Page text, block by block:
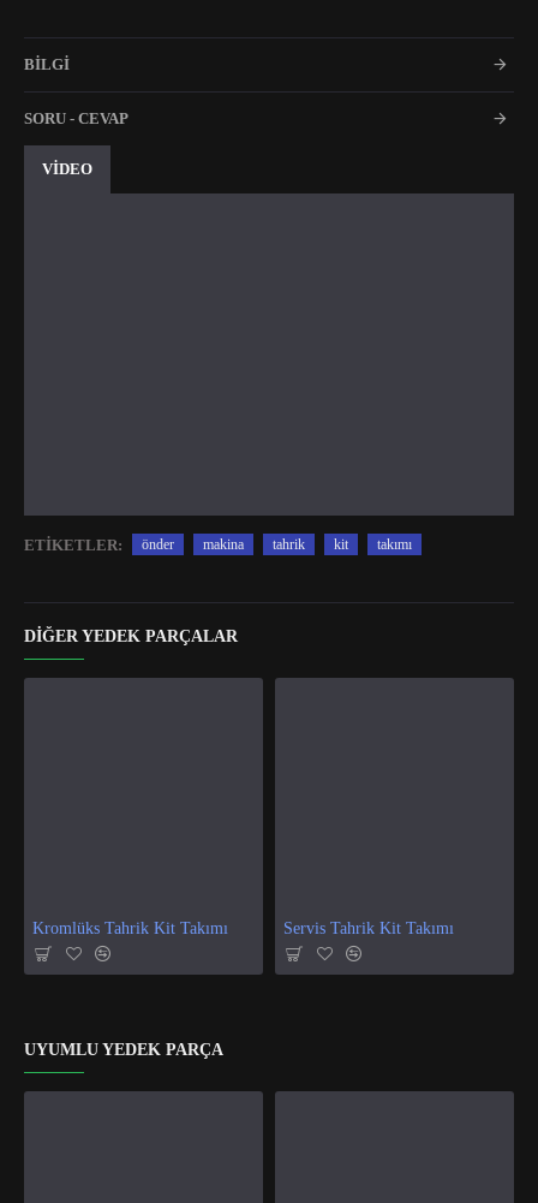
BİLGİ
SORU - CEVAP
VİDEO
ETIKETLER: önder makina tahrik kit takımı
DIĞER YEDEK PARÇALAR
Kromlüks Tahrik Kit Takımı Servis Tahrik Kit Takımı
UYUMLU YEDEK PARÇA